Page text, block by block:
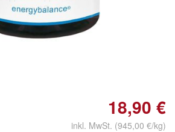
vergrößern
18,90 €
inkl. MwSt. (945,00 €/kg)